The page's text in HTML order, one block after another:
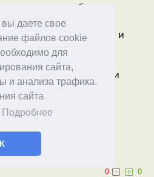
даете свое
файлов cookie
для
сайта,
и анализа трафика.
сайта
Подробнее
рабочая
При ее степени
между правыми и
(подкова).
по разделу Европы.
вопросах их идеи были
большевистским.
уничтожит и будет
0
0